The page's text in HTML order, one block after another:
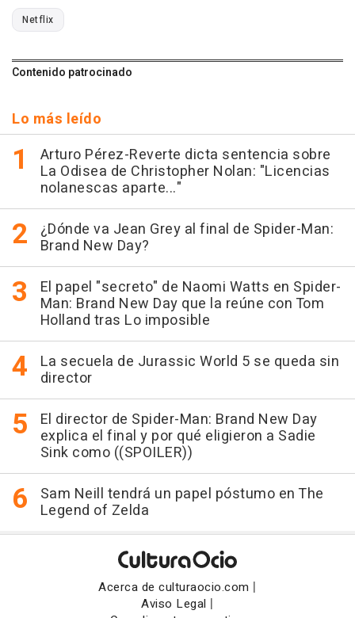
Netflix
Contenido patrocinado
Lo más leído
Arturo Pérez-Reverte dicta sentencia sobre
La Odisea de Christopher Nolan: "Licencias
nolanescas aparte..."
¿Dónde va Jean Grey al final de Spider-Man:
Brand New Day?
El papel "secreto" de Naomi Watts en Spider-
Man: Brand New Day que la reúne con Tom
Holland tras Lo imposible
La secuela de Jurassic World 5 se queda sin
director
El director de Spider-Man: Brand New Day
explica el final y por qué eligieron a Sadie
Sink como ((SPOILER))
Sam Neill tendrá un papel póstumo en The
Legend of Zelda
Acerca de culturaocio.com |
Aviso Legal |